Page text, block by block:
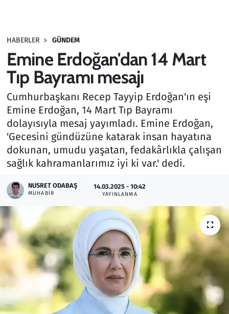
HABERLER GÜNDEM
Emine Erdoğan'dan 14 Mart
Tıp Bayramı mesajı
Cumhurbaşkanı Recep Tayyip Erdoğan'ın eşi
Emine Erdoğan, 14 Mart Tıp Bayramı
dolayısıyla mesaj yayımladı. Emine Erdoğan,
'Gecesini gündüzüne katarak insan hayatına
dokunan, umudu yaşatan, fedakârlıkla çalışan
sağlık kahramanlarımız iyi ki var.' dedi.
NUSRET ODABAŞ
MUHABIR
14.03.2025 - 10:42
YAYINLANMA
Haber
Kültür Sanat
Kurumsal Haberler
Lezzet Durağı
Memur ve Kamu
Ramazan
Resmi İlanlar
Rüya Tabirleri
Sağlık